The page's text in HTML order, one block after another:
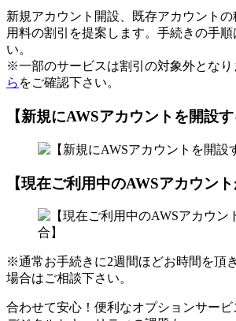
新規アカウント開設、既存アカウントの
用料の割引を提案します。手続きの手
い。
※一部のサービスは割引の対象外となり
ら をご確認下さい。
【新規にAWSアカウントを開設す
【現在ご利用中のAWSアカウント
※通常お手続きに2週間ほどお時間を頂
場合はご相談下さい。
合わせて安心！便利なオプションサービ